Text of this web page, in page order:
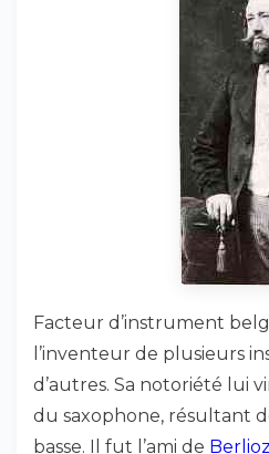
Facteur d’instrument
l’inventeur de plusieurs
d’autres. Sa notoriété lui
du saxophone, résultant
basse. Il fut l’ami de Berlioz